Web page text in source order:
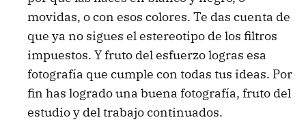
movidas, o con esos colores. Te das cuenta de
que ya no sigues el estereotipo de los filtros
impuestos. Y fruto del esfuerzo logras esa
fotografía que cumple con todas tus ideas. Por
fin has logrado una buena fotografía, fruto del
estudio y del trabajo continuados.